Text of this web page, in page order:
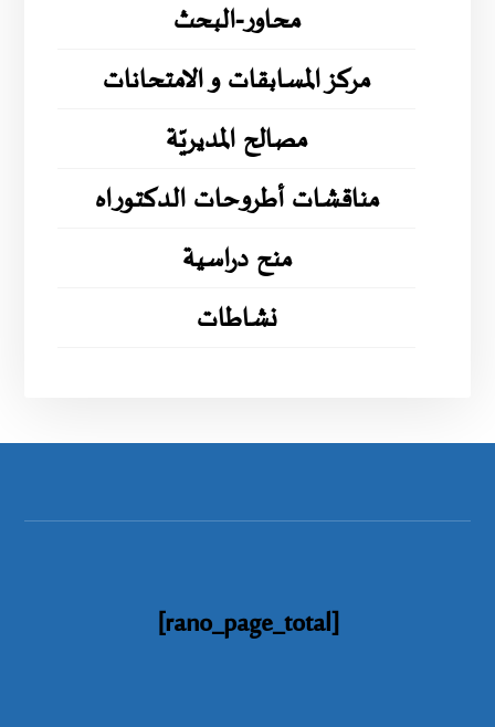
محاور-البحث
مركز المسابقات و الامتحانات
مصالح المديريّة
مناقشات أطروحات الدكتوراه
منح دراسية
نشاطات
[rano_page_total]